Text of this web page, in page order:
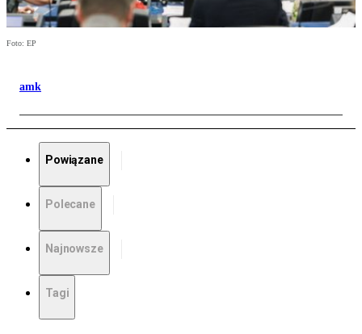
Foto: EP
amk
Powiązane
Polecane
Najnowsze
Tagi